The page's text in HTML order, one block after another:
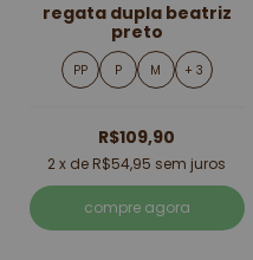
regata dupla beatriz
preto
PP P M + 3
R$109,90
2x de R$54,95 sem juros
compre agora